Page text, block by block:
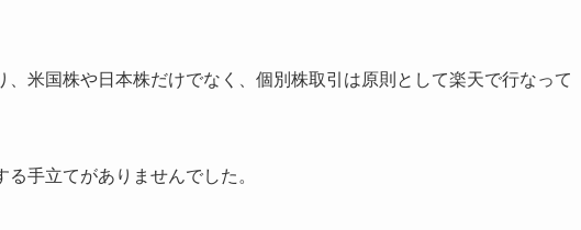
米国株や日本株だけでなく、個別株取引は原則として楽天で行なって
手立てがありませんでした。